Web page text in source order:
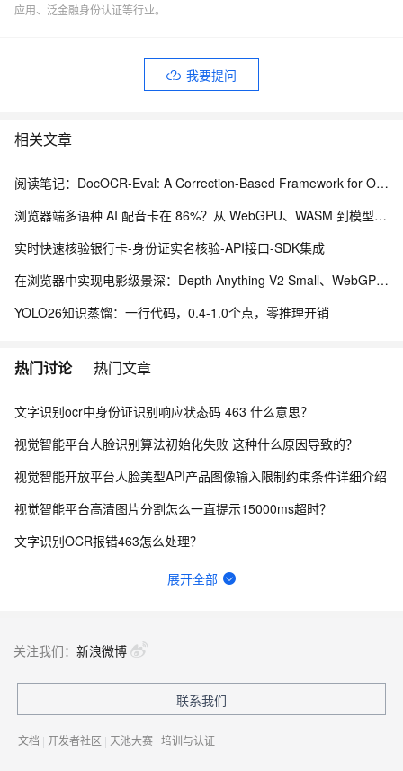
应用、泛金融身份认证等行业。
我要提问
相关文章
阅读笔记：DocOCR-Eval: A Correction-Based Framework for OCR Tool Selection Without Ground Truth
浏览器端多语种 AI 配音卡在 86%？从 WebGPU、WASM 到模型缓存治理的完整修复实践
实时快速核验银行卡-身份证实名核验-API接口-SDK集成
在浏览器中实现电影级景深：Depth Anything V2 Small、WebGPU 与本地视频编辑实践
YOLO26知识蒸馏：一行代码，0.4-1.0个点，零推理开销
热门讨论 热门文章
文字识别ocr中身份证识别响应状态码 463 什么意思？
视觉智能平台人脸识别算法初始化失败 这种什么原因导致的？
视觉智能开放平台人脸美型API产品图像输入限制约束条件详细介绍
视觉智能平台高清图片分割怎么一直提示15000ms超时？
文字识别OCR报错463怎么处理？
图像搜索可以限定最小相似度吗？
文字识别OCR怎么识别身份证？
展开全部
关注我们： 新浪微博
联系我们
文档 | 开发者社区 | 天池大赛 | 培训与认证